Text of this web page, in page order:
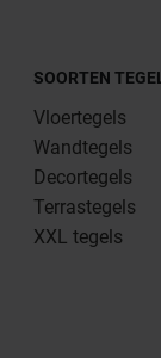
SOORTEN
Vloertegels
Wandtegels
Decortegels
Terrastegels
XXL tegels